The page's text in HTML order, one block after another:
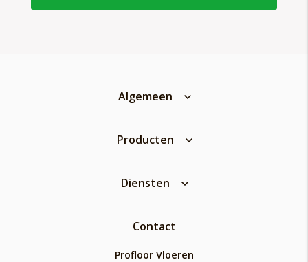
Algemeen
Producten
Diensten
Contact
Profloor Vloeren